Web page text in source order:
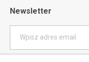
Newsletter
Wpisz adres email